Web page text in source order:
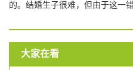
的。结婚生子很难，但由于这一
大家在看